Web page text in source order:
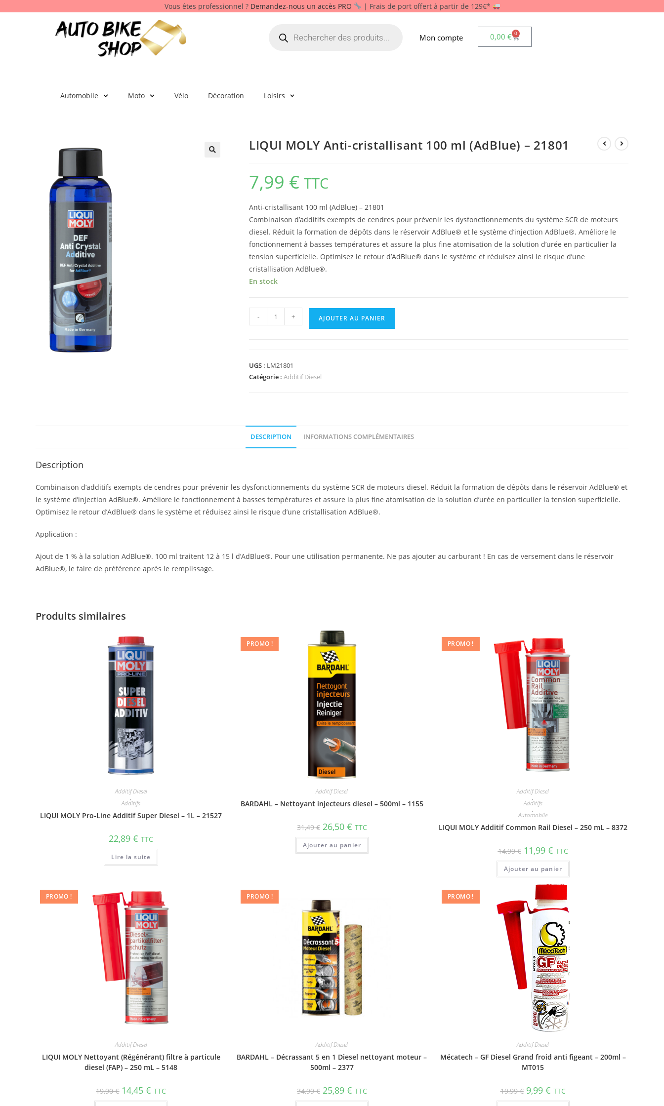
Vous êtes professionnel ? Demandez-nous un accès PRO | Frais de port offert à partir de 129€*
Mon compte 0,00 € 0
Automobile Moto Vélo Décoration Loisirs
LIQUI MOLY Anti-cristallisant 100 ml (AdBlue) – 21801
7,99 € TTC
Anti-cristallisant 100 ml (AdBlue) – 21801
Combinaison d’additifs exempts de cendres pour prévenir les dysfonctionnements du système SCR de moteurs
diesel. Réduit la formation de dépôts dans le réservoir AdBlue® et le système d’injection AdBlue®. Améliore le
fonctionnement à basses températures et assure la plus fine atomisation de la solution d’urée en particulier la
tension superficielle. Optimisez le retour d’AdBlue® dans le système et réduisez ainsi le risque d’une
cristallisation AdBlue®.
En stock
- + AJOUTER AU PANIER
UGS : LM21801
Catégorie : Additif Diesel
DESCRIPTION INFORMATIONS COMPLÉMENTAIRES
Description
Combinaison d’additifs exempts de cendres pour prévenir les dysfonctionnements du système SCR de moteurs diesel. Réduit la formation de dépôts dans le réservoir AdBlue® et
le système d’injection AdBlue®. Améliore le fonctionnement à basses températures et assure la plus fine atomisation de la solution d’urée en particulier la tension superficielle.
Optimisez le retour d’AdBlue® dans le système et réduisez ainsi le risque d’une cristallisation AdBlue®.
Application :
Ajout de 1 % à la solution AdBlue®. 100 ml traitent 12 à 15 l d’AdBlue®. Pour une utilisation permanente. Ne pas ajouter au carburant ! En cas de versement dans le réservoir
AdBlue®, le faire de préférence après le remplissage.
Produits similaires
Additif Diesel
,
Additifs
LIQUI MOLY Pro-Line Additif Super Diesel – 1L – 21527
22,89€ TTC
Lire la suite
PROMO !
Additif Diesel
BARDAHL – Nettoyant injecteurs diesel – 500ml – 1155
31,49€ 26,50 € TTC
Ajouter au panier
PROMO !
Additif Diesel
,
Additifs
,
Automobile
LIQUI MOLY Additif Common Rail Diesel – 250 mL – 8372
14,99€ 11,99 € TTC
Ajouter au panier
PROMO !
Additif Diesel
LIQUI MOLY Nettoyant (Régénérant) filtre à particule
diesel (FAP) – 250 mL – 5148
19,90€ 14,45€ TTC
PROMO !
Additif Diesel
BARDAHL – Décrassant 5 en 1 Diesel nettoyant moteur –
500ml – 2377
34,99€ 25,89 € TTC
PROMO !
Additif Diesel
Mécatech – GF Diesel Grand froid anti figeant – 200ml –
MT015
19,99€ 9,99 € TTC